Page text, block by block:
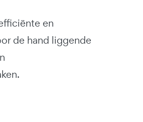
en
de hand liggende